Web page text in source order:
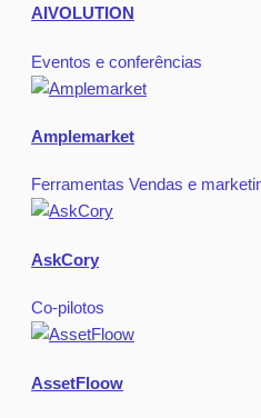
AIVOLUTION
Eventos e conferências
Amplemarket
Ferramentas Vendas e
AskCory
Co-pilotos
AssetFloow